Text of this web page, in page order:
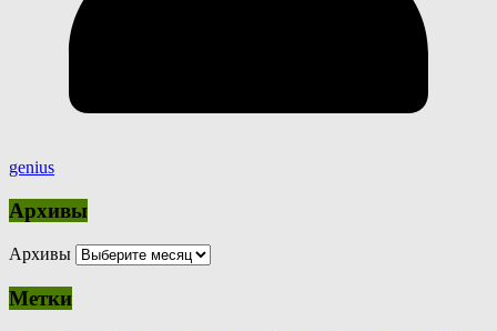
genius
Архивы
Архивы
Метки